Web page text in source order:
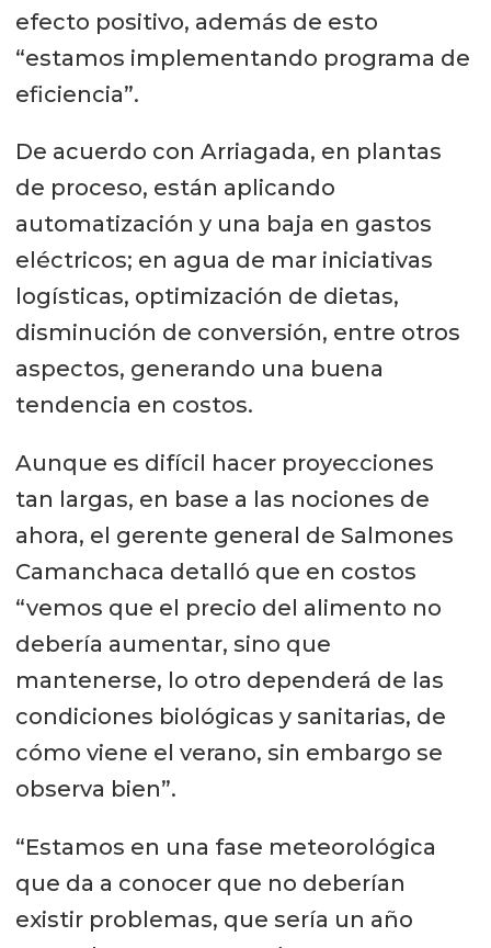
efecto positivo, además de esto
“estamos implementando programa de
eficiencia”.
De acuerdo con Arriagada, en plantas
de proceso, están aplicando
automatización y una baja en gastos
eléctricos; en agua de mar iniciativas
logísticas, optimización de dietas,
disminución de conversión, entre otros
aspectos, generando una buena
tendencia en costos.
Aunque es difícil hacer proyecciones
tan largas, en base a las nociones de
ahora, el gerente general de Salmones
Camanchaca detalló que en costos
“vemos que el precio del alimento no
debería aumentar, sino que
mantenerse, lo otro dependerá de las
condiciones biológicas y sanitarias, de
cómo viene el verano, sin embargo se
observa bien”.
“Estamos en una fase meteorológica
que da a conocer que no deberían
existir problemas, que sería un año